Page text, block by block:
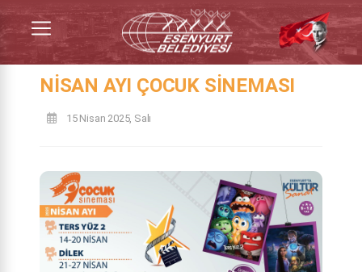
NISAN AYI ÇOCUK SINEMASI
15 Nisan 2025, Salı